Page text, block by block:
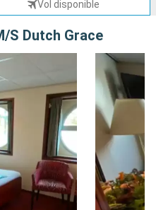
Vol disponible
S Dutch Grace